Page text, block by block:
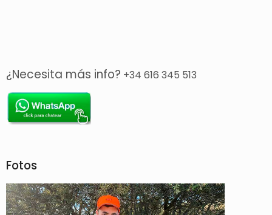
¿Necesita más info? +34 616 345 513
Fotos